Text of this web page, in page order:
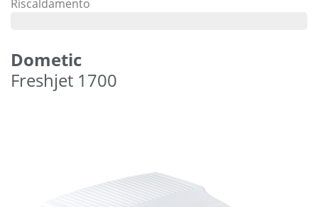
Riscaldamento
Dometic
Freshjet 1700